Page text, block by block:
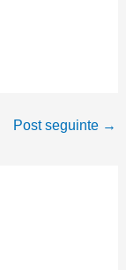
Post seguinte →